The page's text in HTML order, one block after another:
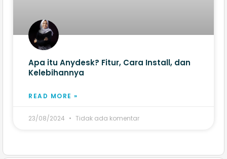
Apa itu Anydesk? Fitur, Cara Install, dan
Kelebihannya
READ MORE »
23/08/2024 Tidak ada komentar